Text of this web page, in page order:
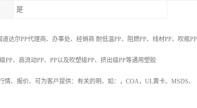
是
道达尔PP代理商、办事处、经销商 耐低温PP、阻燃PP、线材PP、吹瓶PP
PP、高流动PP、 PP以及吹塑级PP、挤出级PP等通用塑胶
情、报价、可为客户提供：有关的明、如：， COA， UL黄卡、 MSDS、